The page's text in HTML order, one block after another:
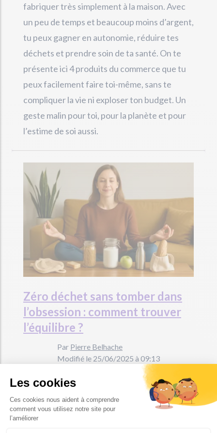
fabriquer très simplement à la maison. Avec
un peu de temps et beaucoup moins d’argent,
tu peux gagner en autonomie, réduire tes
déchets et prendre soin de ta santé. On te
présente ici 4 produits du commerce que tu
peux facilement faire toi-même, sans te
compliquer la vie ni exploser ton budget. Un
geste malin pour toi, pour la planète et pour
l’estime de soi aussi.
Zéro déchet sans tomber dans
l’obsession : comment trouver
l’équilibre ?
Par Pierre Belhache
Modifié le 25/06/2025 à 09:13
Publié le 25/06/2025 à 15:44
Le zéro déchet séduit de plus en plus :
réduire ses poubelles, changer ses habitudes,